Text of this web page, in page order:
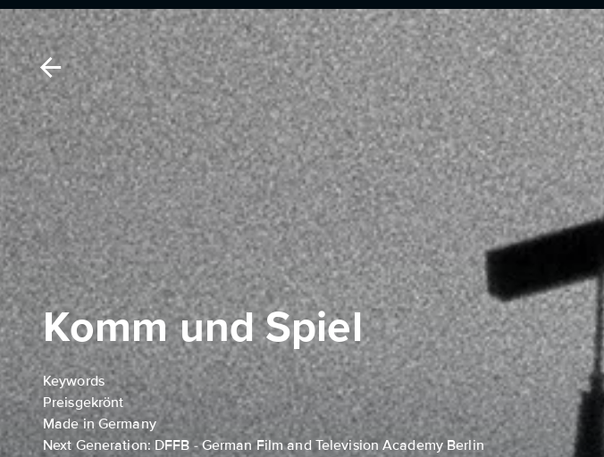
Komm und Spiel
Keywords
Preisgekrönt
Made in Germany
Next Generation: DFFB - German Film and Television Academy Berlin